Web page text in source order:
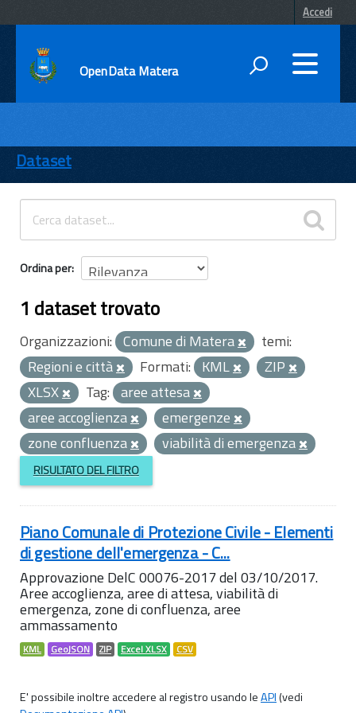
Accedi
OpenData Matera
ENTI
TEMI
INFORMAZIONI
Dataset
Ordina per
1 dataset trovato
Organizzazioni: Comune di Matera
temi:
Regioni e città
Formati: KML
ZIP
XLSX
Tag: aree attesa
aree accoglienza
emergenze
zone confluenza
viabilità di emergenza
RISULTATO DEL FILTRO
Piano Comunale di Protezione Civile - Elementi
di gestione dell'emergenza - C...
Approvazione DelC 00076-2017 del 03/10/2017.
Aree accoglienza, aree di attesa, viabilità di
emergenza, zone di confluenza, aree
ammassamento
KML GeoJSON ZIP Excel XLSX CSV
E' possibile inoltre accedere al registro usando leAPI(vedi